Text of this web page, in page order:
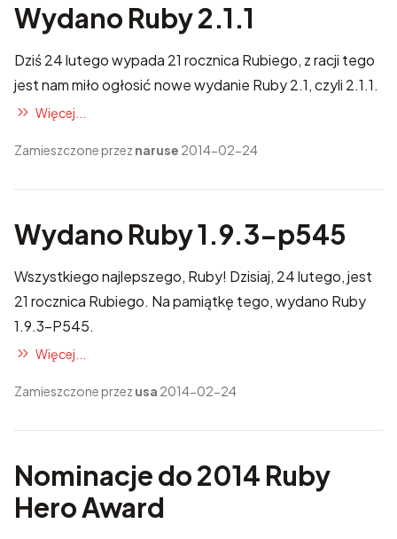
Wydano Ruby 2.1.1
Dziś 24 lutego wypada 21 rocznica Rubiego, z racji tego
jest nam miło ogłosić nowe wydanie Ruby 2.1, czyli 2.1.1.
Więcej...
Zamieszczone przez naruse 2014-02-24
Wydano Ruby 1.9.3-p545
Wszystkiego najlepszego, Ruby! Dzisiaj, 24 lutego, jest
21 rocznica Rubiego. Na pamiątkę tego, wydano Ruby
1.9.3-P545.
Więcej...
Zamieszczone przez usa 2014-02-24
Nominacje do 2014 Ruby
Hero Award